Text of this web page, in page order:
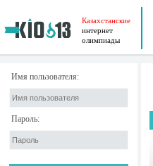
Казахстанские
интернет
олимпиады
Имя пользователя:
Пароль: